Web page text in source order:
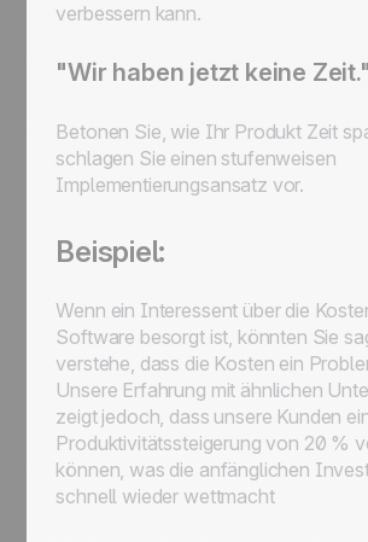
verbessern kann.
"Wir haben jetzt keine Zeit."
Betonen Sie, wie Ihr Produkt Zeit
schlagen Sie einen stufenweisen
Implementierungsansatz vor.
Beispiel:
Wenn ein Interessent über die
Software besorgt ist, könnten Sie
verstehe, dass die Kosten ein
Unsere Erfahrung mit ähnlichen
zeigt jedoch, dass unsere Kunden
Produktivitätssteigerung von 20 %
können, was die anfänglichen
schnell wieder wettmacht